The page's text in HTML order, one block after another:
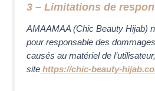
3 – Limitations de
AMAAMAA (Chic Beauty Hijab)
pour responsable des
causés au matériel de
site https://chic-beauty-